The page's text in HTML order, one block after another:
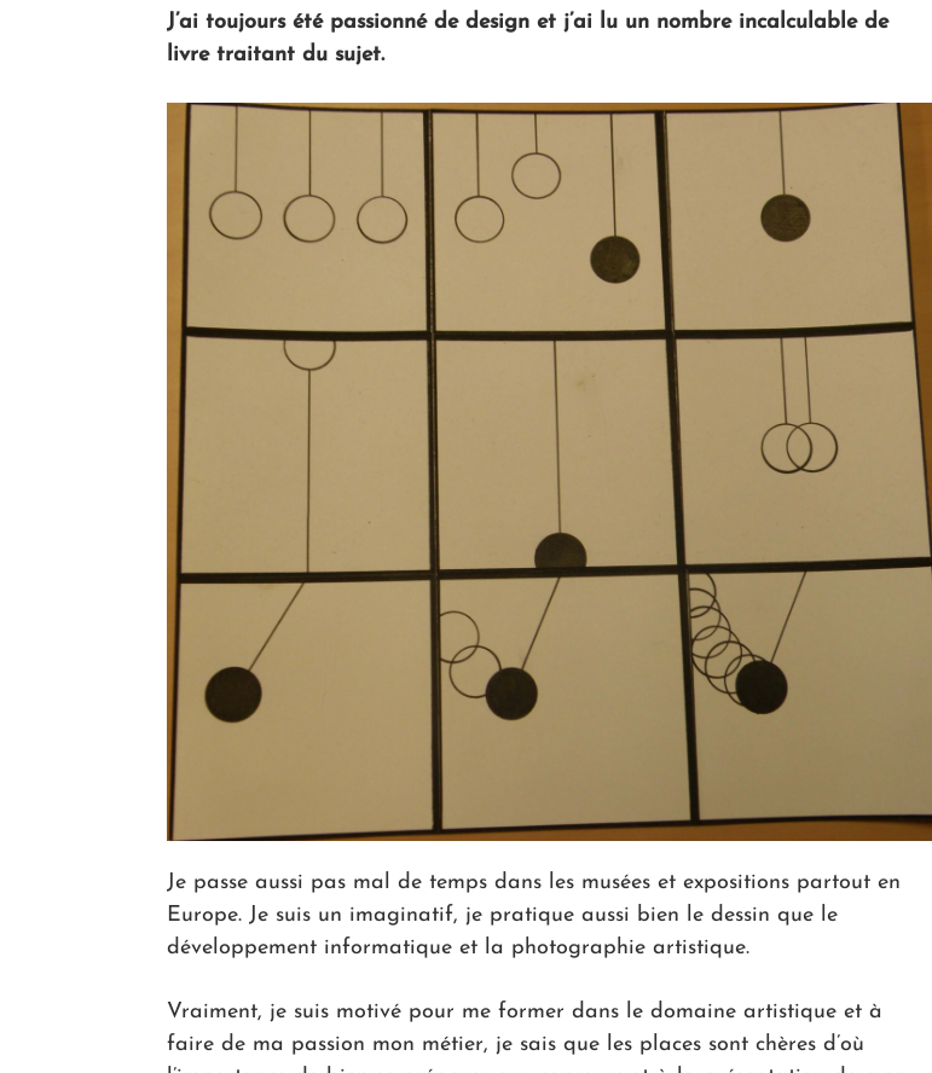
J’ai toujours été passionné de design et j’ai lu un nombre incalculable de
livre traitant du sujet.
Je passe aussi pas mal de temps dans les musées et expositions partout en
Europe. Je suis un imaginatif, je pratique aussi bien le dessin que le
développement informatique et la photographie artistique.
Vraiment, je suis motivé pour me former dans le domaine artistique et à
faire de ma passion mon métier, je sais que les places sont chères d’où